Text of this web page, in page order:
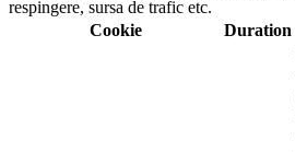
respingere, sursa de trafic etc.
Cookie
Duration